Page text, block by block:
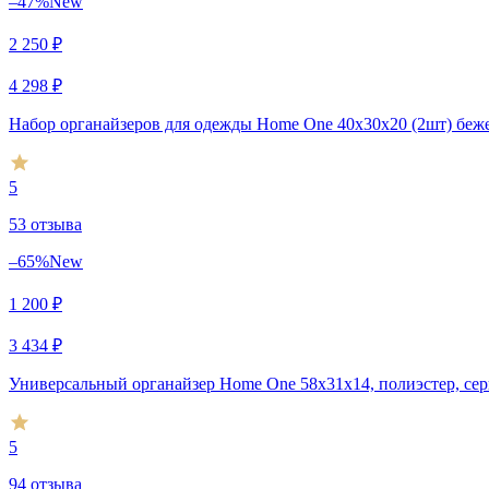
2 250 ₽
4 298 ₽
Набор органайзеров для одежды Home One 40х30х20 (2шт)
5
53 отзыва
–65%New
1 200 ₽
3 434 ₽
Универсальный органайзер Home One 58х31х14, полиэстер,
5
94 отзыва